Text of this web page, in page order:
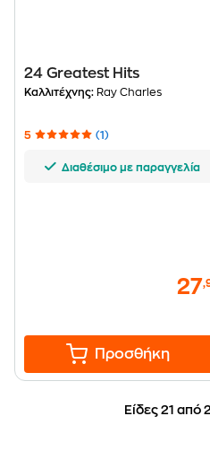
24 Greatest Hits
Καλλιτέχνης: Ray Charles
5 (1)
Διαθέσιμο με παραγγελία
27
Προσθήκη
Είδες 21 από